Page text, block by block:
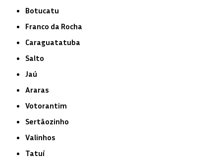
Botucatu
Franco da Rocha
Caraguatatuba
Salto
Jaú
Araras
Votorantim
Sertãozinho
Valinhos
Tatuí